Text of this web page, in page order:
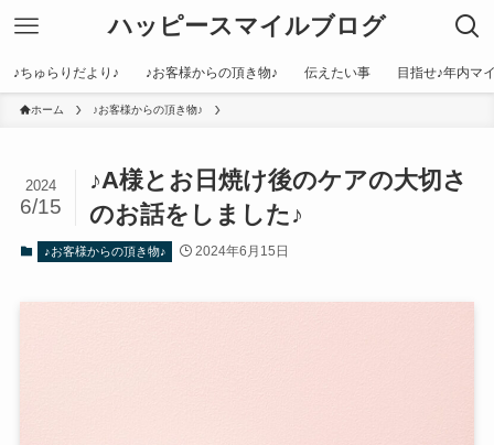
ハッピースマイルブログ
♪ちゅらりだより♪ ♪お客様からの頂き物♪ 伝えたい事 目指せ♪年内マ
ホーム ♪お客様からの頂き物♪
♪A様とお日焼け後のケアの大切さ
のお話をしました♪
2024
6/15
♪お客様からの頂き物♪ 2024年6月15日